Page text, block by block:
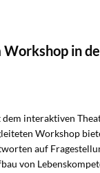
in
interaktiven
Workshop
auf
von